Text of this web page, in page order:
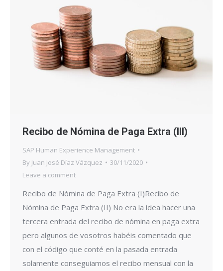
Recibo de Nómina de Paga Extra (III)
SAP Human Experience Management
By Juan José Díaz Vázquez
30/11/2020
Leave a comment
Recibo de Nómina de Paga Extra (I)Recibo de
Nómina de Paga Extra (II) No era la idea hacer una
tercera entrada del recibo de nómina en paga extra
pero algunos de vosotros habéis comentado que
con el código que conté en la pasada entrada
solamente conseguiamos el recibo mensual con la